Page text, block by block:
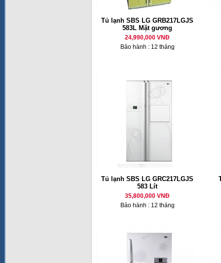
Tủ lạnh SBS LG GRB217LGJS
583L Mặt gương
24,990,000 VNĐ
Bảo hành : 12 tháng
Tủ lạnh SBS LG GRC217LGJS
583 Lít
35,800,000 VNĐ
Bảo hành : 12 tháng